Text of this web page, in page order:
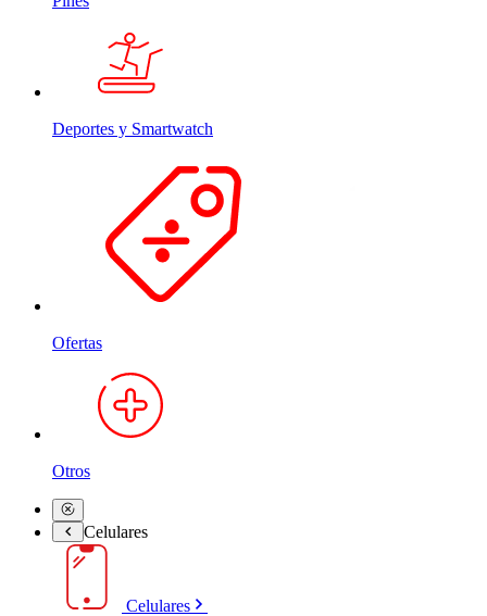
Deportes y Smartwatch
Ofertas
Otros
Celulares
Celulares